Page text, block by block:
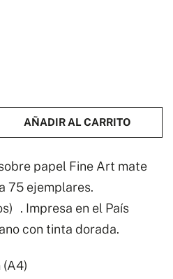
AÑADIR AL CARRITO
papel Fine Art mate
75 ejemplares.
. Impresa en el País
con tinta dorada.
(A4)